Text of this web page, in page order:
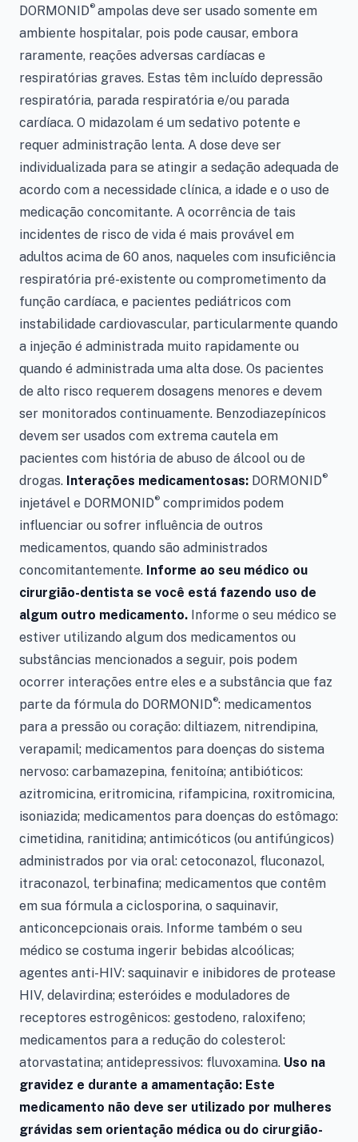
DORMONID® ampolas deve ser usado somente em
ambiente hospitalar, pois pode causar, embora
raramente, reações adversas cardíacas e
respiratórias graves. Estas têm incluído depressão
respiratória, parada respiratória e/ou parada
cardíaca. O midazolam é um sedativo potente e
requer administração lenta. A dose deve ser
individualizada para se atingir a sedação adequada de
acordo com a necessidade clínica, a idade e o uso de
medicação concomitante. A ocorrência de tais
incidentes de risco de vida é mais provável em
adultos acima de 60 anos, naqueles com insuficiência
respiratória pré-existente ou comprometimento da
função cardíaca, e pacientes pediátricos com
instabilidade cardiovascular, particularmente quando
a injeção é administrada muito rapidamente ou
quando é administrada uma alta dose. Os pacientes
de alto risco requerem dosagens menores e devem
ser monitorados continuamente. Benzodiazepínicos
devem ser usados com extrema cautela em
pacientes com história de abuso de álcool ou de
drogas. Interações medicamentosas: DORMONID®
injetável e DORMONID® comprimidos podem
influenciar ou sofrer influência de outros
medicamentos, quando são administrados
concomitantemente. Informe ao seu médico ou
cirurgião-dentista se você está fazendo uso de
algum outro medicamento. Informe o seu médico se
estiver utilizando algum dos medicamentos ou
substâncias mencionados a seguir, pois podem
ocorrer interações entre eles e a substância que faz
parte da fórmula do DORMONID®: medicamentos
para a pressão ou coração: diltiazem, nitrendipina,
verapamil; medicamentos para doenças do sistema
nervoso: carbamazepina, fenitoína; antibióticos:
azitromicina, eritromicina, rifampicina, roxitromicina,
isoniazida; medicamentos para doenças do estômago:
cimetidina, ranitidina; antimicóticos (ou antifúngicos)
administrados por via oral: cetoconazol, fluconazol,
itraconazol, terbinafina; medicamentos que contêm
em sua fórmula a ciclosporina, o saquinavir,
anticoncepcionais orais. Informe também o seu
médico se costuma ingerir bebidas alcoólicas;
agentes anti-HIV: saquinavir e inibidores de protease
HIV, delavirdina; esteróides e moduladores de
receptores estrogênicos: gestodeno, raloxifeno;
medicamentos para a redução do colesterol:
atorvastatina; antidepressivos: fluvoxamina. Uso na
gravidez e durante a amamentação: Este
medicamento não deve ser utilizado por mulheres
grávidas sem orientação médica ou do cirurgião-